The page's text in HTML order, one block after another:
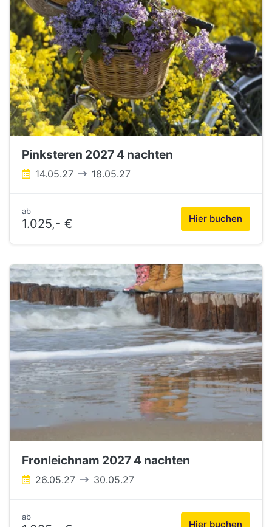
Pinksteren 2027 4 nachten
14.05.27 18.05.27
ab
1.025,- € Hier buchen
Fronleichnam 2027 4 nachten
26.05.27 30.05.27
ab
Hier buchen